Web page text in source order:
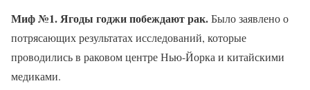
Миф №1. Ягоды годжи побеждают рак.Было заявлено о
потрясающих результатах исследований, которые
проводились в раковом центре Нью-Йорка и китайскими
медиками.